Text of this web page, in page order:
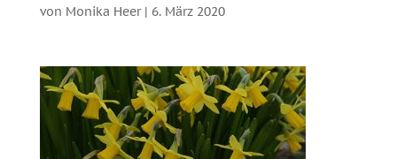
von Monika Heer| 6. März 2020